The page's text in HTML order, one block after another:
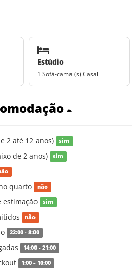
Estúdio
1 Sofá-cama (s) Casal
2 até 12 anos) sim
de 2 anos) sim
quarto não
estimação sim
não
22:00 - 8:00
14:00 - 21:00
1:00 - 10:00